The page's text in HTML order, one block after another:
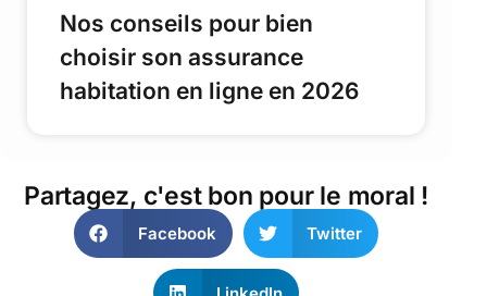
Nos conseils pour bien
choisir son assurance
habitation en ligne en 2026
Partagez, c'est bon pour le moral !
Facebook Twitter